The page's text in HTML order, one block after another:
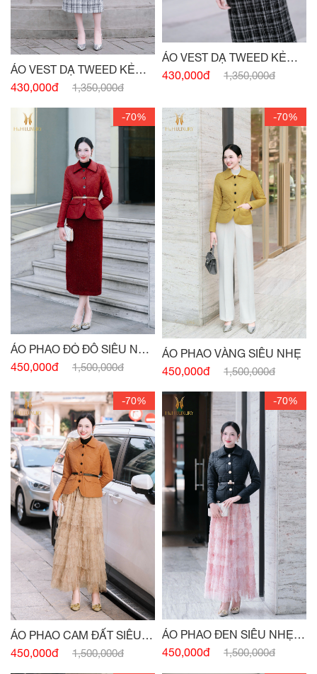
ÁO VEST DẠ TWEED KẺ
TRẮNG PHỐI
430,000đ 1,350,000đ
ÁO VEST DẠ TWEED KẺ
ĐEN PHỐI
430,000đ 1,350,000đ
-70%
ÁO PHAO ĐỎ ĐÔ SIÊU NHẸ
CÚC ĐỒNG
450,000đ 1,500,000đ
-70%
ÁO PHAO VÀNG SIÊU NHẸ
450,000đ
1,500,000đ
-70%
ÁO PHAO CAM ĐẤT SIÊU
NHẸ CÚC ĐỒNG
450,000đ 1,500,000đ
-70%
ÁO PHAO ĐEN SIÊU NHẸ
CÚC ĐỒNG
450,000đ 1,500,000đ